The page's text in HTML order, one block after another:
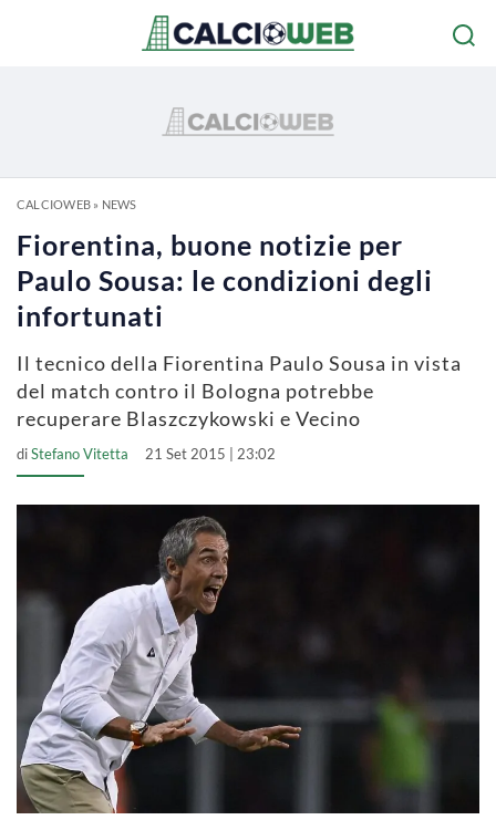
CALCIOWEB» NEWS
Fiorentina, buone notizie per
Paulo Sousa: le condizioni degli
infortunati
Il tecnico della Fiorentina Paulo Sousa in vista
del match contro il Bologna potrebbe
recuperare Blaszczykowski e Vecino
diStefano Vitetta 21 Set 2015 | 23:02